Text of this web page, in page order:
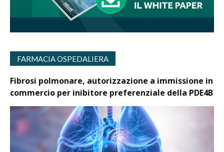
FARMACIA OSPEDALIERA
Fibrosi polmonare, autorizzazione a immissione in
commercio per inibitore preferenziale della PDE4B